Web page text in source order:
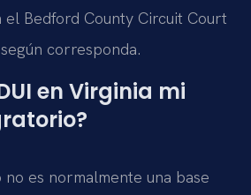
el Bedford County Circuit Court
corresponda.
en Virginia mi
es normalmente una base